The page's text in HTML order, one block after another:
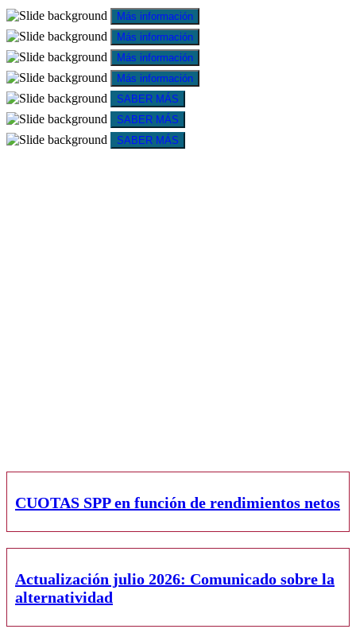
Más información
Más información
Más información
Más información
SABER MÁS
SABER MÁS
SABER MÁS
CUOTAS SPP en función de rendimientos netos
Actualización julio 2026: Comunicado sobre la
alternatividad